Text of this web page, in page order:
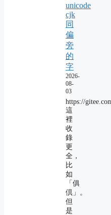
unicode
cjk
同
偏
旁
的
字
2026-
08-
03
https://
這
裡
收
錄
更
全，
比
如
「俱
倶」。
但
是